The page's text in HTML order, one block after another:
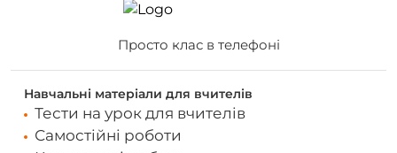
Просто клас в телефоні
Навчальні матеріали для вчителів
Тести на урок для вчителів
Самостійні роботи